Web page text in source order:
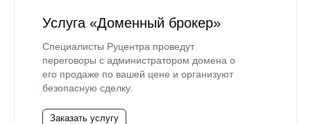
Услуга «Доменный брокер»
Специалисты Руцентра проведут
переговоры с администратором домена о
его продаже по вашей цене и организуют
безопасную сделку.
Заказать услугу